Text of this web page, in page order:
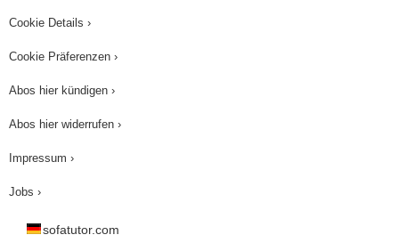
Cookie Details ›
Cookie Präferenzen ›
Abos hier kündigen ›
Abos hier widerrufen ›
Impressum ›
Jobs ›
sofatutor.com